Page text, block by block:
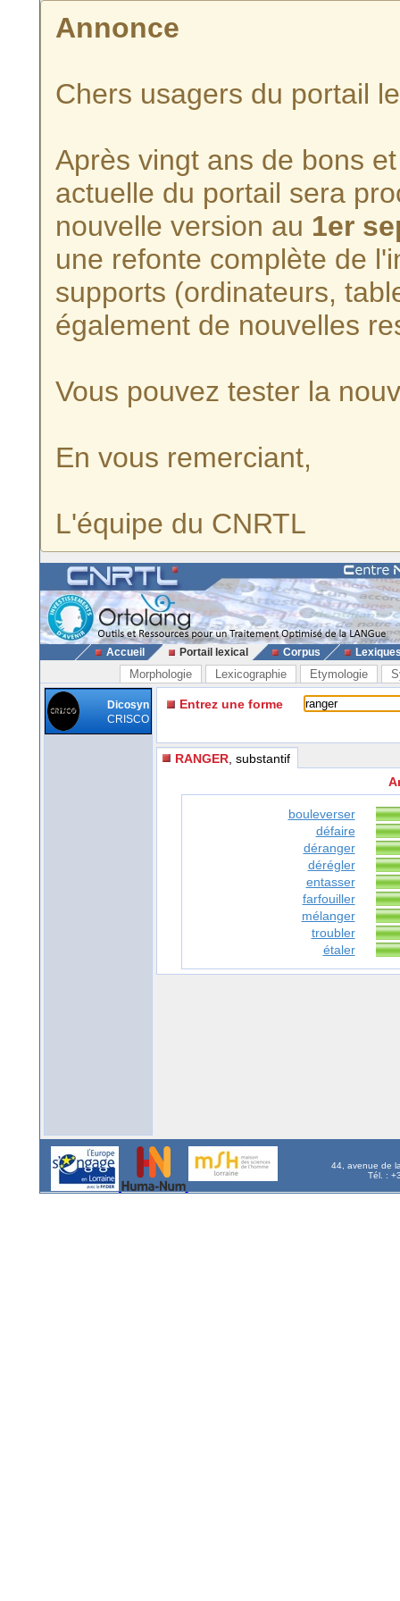
Annonce
Chers usagers du portail
Après vingt ans de bons
actuelle du portail sera
nouvelle version au 1er
une refonte complète de
supports (ordinateurs,
également de nouvelles
Vous pouvez tester la
En vous remerciant,
L'équipe du CNRTL
Accueil Portail lexical Corpus
Morphologie Lexicographie Etymologie
Dicosyn
CRISCO
Entrez une forme
RANGER , substantif
bouleverser
défaire
déranger
dérégler
entasser
farfouiller
mélanger
troubler
étaler
44, avenue de
Tél. :